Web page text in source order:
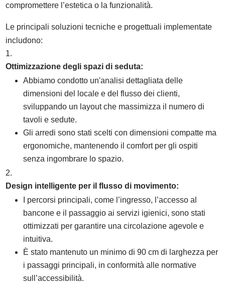
compromettere l’estetica o la funzionalità.
Le principali soluzioni tecniche e progettuali implementate
includono:
Ottimizzazione degli spazi di seduta:
Abbiamo condotto un'analisi dettagliata delle
dimensioni del locale e del flusso dei clienti,
sviluppando un layout che massimizza il numero di
tavoli e sedute.
Gli arredi sono stati scelti con dimensioni compatte ma
ergonomiche, mantenendo il comfort per gli ospiti
senza ingombrare lo spazio.
Design intelligente per il flusso di movimento:
I percorsi principali, come l’ingresso, l’accesso al
bancone e il passaggio ai servizi igienici, sono stati
ottimizzati per garantire una circolazione agevole e
intuitiva.
È stato mantenuto un minimo di 90 cm di larghezza per
i passaggi principali, in conformità alle normative
sull’accessibilità.